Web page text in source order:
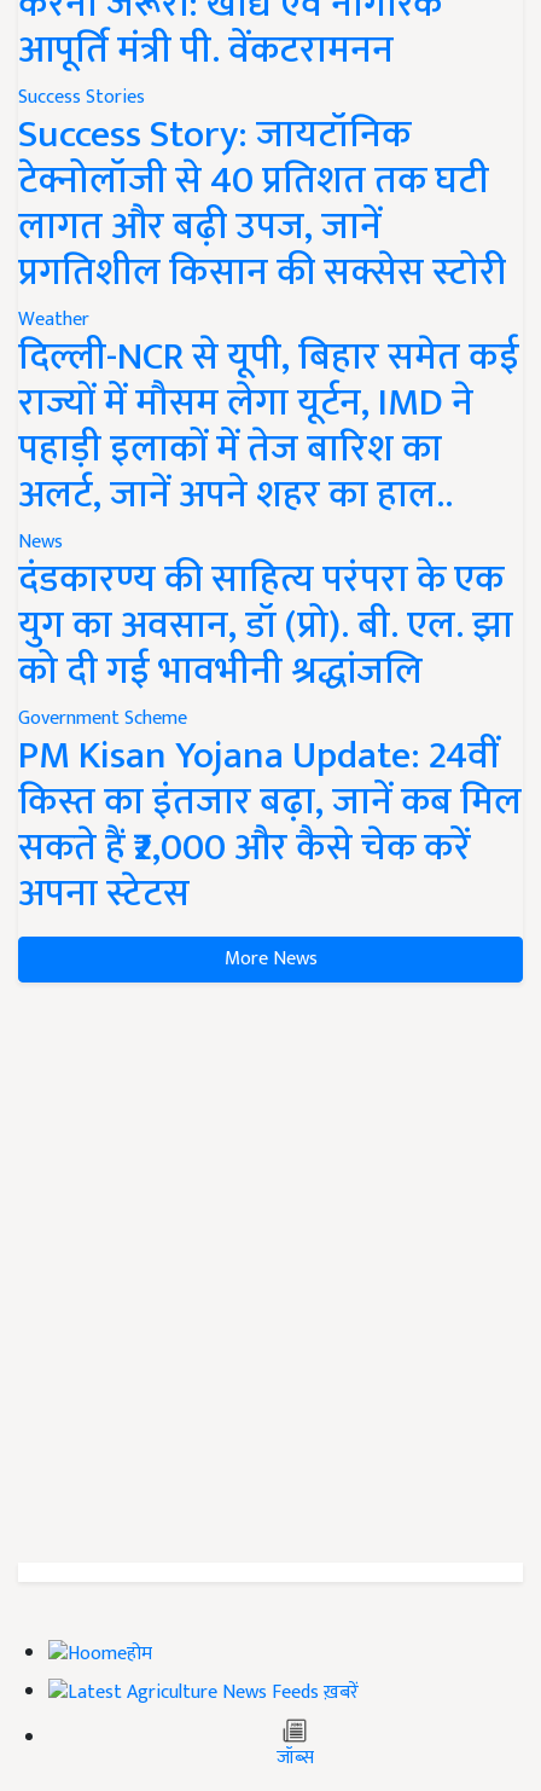
आपूर्ति मंत्री पी. वेंकटरामनन
Success Stories
Success Story: जायटॉनिक
टेक्नोलॉजी से 40 प्रतिशत तक घटी
लागत और बढ़ी उपज, जानें
प्रगतिशील किसान की सक्सेस स्टोरी
Weather
दिल्ली-NCR से यूपी, बिहार समेत कई
राज्यों में मौसम लेगा यूर्टन, IMD ने
पहाड़ी इलाकों में तेज बारिश का
अलर्ट, जानें अपने शहर का हाल..
News
दंडकारण्य की साहित्य परंपरा के एक
युग का अवसान, डॉ (प्रो). बी. एल. झा
को दी गई भावभीनी श्रद्धांजलि
Government Scheme
PM Kisan Yojana Update: 24वीं
किस्त का इंतजार बढ़ा, जानें कब मिल
सकते हैं ₹2,000 और कैसे चेक करें
अपना स्टेटस
More News
होम
ख़बरें
जॉब्स